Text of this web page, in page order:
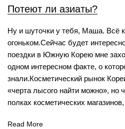
Потеют ли азиаты?
Ну и шуточки у тебя, Маша. Всё
огоньком.Сейчас будет
поездки в Южную Корею мне
одном интересном факте, о
знали.Косметический рынок
«черта лысого найти можно», но
полках косметических
Read More